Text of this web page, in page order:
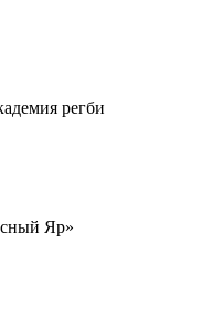
регби
Яр»